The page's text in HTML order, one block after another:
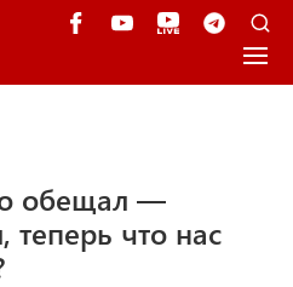
обещал —
что нас